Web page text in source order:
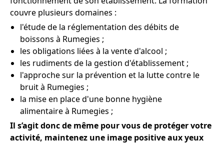
couvre plusieurs domaines :
l'étude de la réglementation des débits de
boissons à Rumegies ;
les obligations liées à la vente d'alcool ;
les rudiments de la gestion d'établissement ;
l'approche sur la prévention et la lutte contre le
bruit à Rumegies ;
la mise en place d'une bonne hygiène
alimentaire à Rumegies ;
Il s’agit donc de même pour vous de protéger votre
activité, maintenez une image positive aux yeux